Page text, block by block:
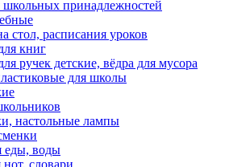
принадлежностей
стол, расписания уроков
книг
ручек детские, вёдра для мусора
для школы
настольные лампы
еды, воды
словари